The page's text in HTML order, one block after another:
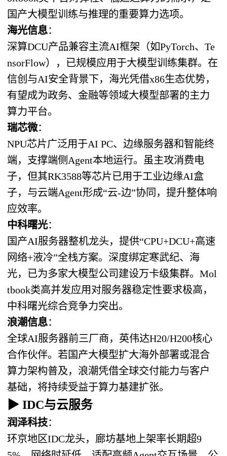
国产大模型训练与推理的重要算力选项。
海光信息：
深算DCU产品兼容主流AI框架（如PyTorch、Te
nsorFlow），已规模应用于大模型训练集群。在
信创与AI安全背景下，海光凭借x86生态优势，
有望成为政务、金融等领域大模型部署的主力
算力平台。
瑞芯微：
NPU芯片广泛用于AI PC、边缘服务器和智能终
端，支撑端侧Agent本地运行。虽主攻消费电
子，但其RK3588等芯片已用于工业边缘AI盒
子，与云端Agent形成“云-边”协同，提升整体响
应效率。
中科曙光：
国产AI服务器整机龙头，提供“CPU+DCU+高速
网络+液冷”全栈方案。深度绑定寒武纪、海
光，已为多家大模型公司建设万卡级集群。Mol
tbook类高并发应用对服务器稳定性要求极高，
中科曙光综合竞争力突出。
浪潮信息：
全球AI服务器前三厂商，英伟达H20/H200核心
合作伙伴。若国产大模型扩大海外部署或混合
算力架构普及，浪潮凭借全球交付能力与客户
基础，将持续受益于算力基建扩张。
▶ IDC与云服务
润泽科技：
环京地区IDC龙头，廊坊基地上架率长期超9